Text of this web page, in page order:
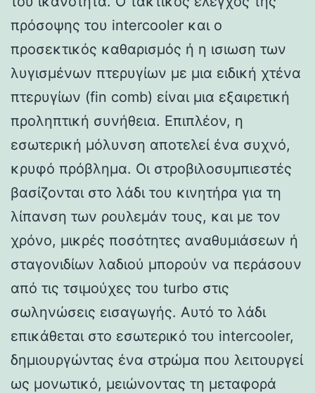
πρόσοψης του intercooler και ο
προσεκτικός καθαρισμός ή η ισιωση των
λυγισμένων πτερυγίων με μια ειδική χτένα
πτερυγίων (fin comb) είναι μια εξαιρετική
προληπτική συνήθεια. Επιπλέον, η
εσωτερική μόλυνση αποτελεί ένα συχνό,
κρυφό πρόβλημα. Οι στροβιλοσυμπιεστές
βασίζονται στο λάδι του κινητήρα για τη
λίπανση των ρουλεμάν τους, και με τον
χρόνο, μικρές ποσότητες αναθυμιάσεων ή
σταγονιδίων λαδιού μπορούν να περάσουν
από τις τσιμούχες του turbo στις
σωληνώσεις εισαγωγής. Αυτό το λάδι
επικάθεται στο εσωτερικό του intercooler,
δημιουργώντας ένα στρώμα που λειτουργεί
ως μονωτικό, μειώνοντας τη μεταφορά